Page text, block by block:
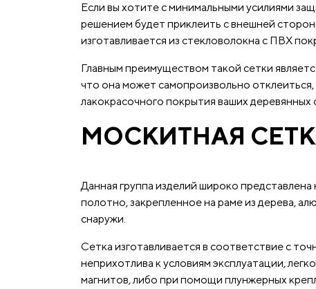
Если вы хотите с минимальными усилиями
решением будет приклеить с внешней
изготавливается из стекловолокна с ПВХ
Главным преимуществом такой сетки
что она может самопроизвольно
лакокрасочного покрытия ваших деревянных
МОСКИТНАЯ
Данная группа изделий широко
полотно, закрепленное на раме из дерева,
снаружи.
Сетка изготавливается в соответствие с
неприхотлива к условиям эксплуатации,
магнитов, либо при помощи плунжерных